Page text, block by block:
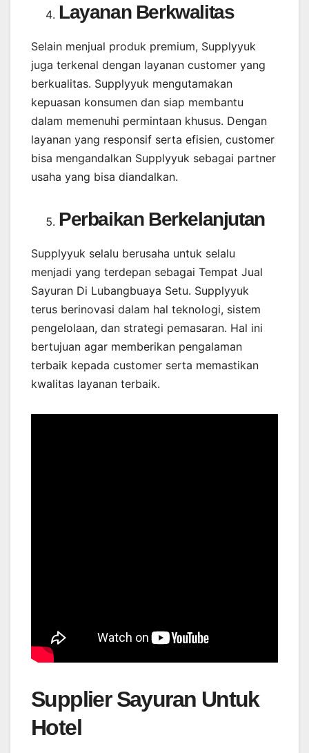
Layanan Berkwalitas
Selain menjual produk premium, Supplyyuk
juga terkenal dengan layanan customer yang
berkualitas. Supplyyuk mengutamakan
kepuasan konsumen dan siap membantu
dalam memenuhi permintaan khusus. Dengan
layanan yang responsif serta efisien, customer
bisa mengandalkan Supplyyuk sebagai partner
usaha yang bisa diandalkan.
Perbaikan Berkelanjutan
Supplyyuk selalu berusaha untuk selalu
menjadi yang terdepan sebagai Tempat Jual
Sayuran Di Lubangbuaya Setu. Supplyyuk
terus berinovasi dalam hal teknologi, sistem
pengelolaan, dan strategi pemasaran. Hal ini
bertujuan agar memberikan pengalaman
terbaik kepada customer serta memastikan
kwalitas layanan terbaik.
Supplier Sayuran Untuk
Hotel